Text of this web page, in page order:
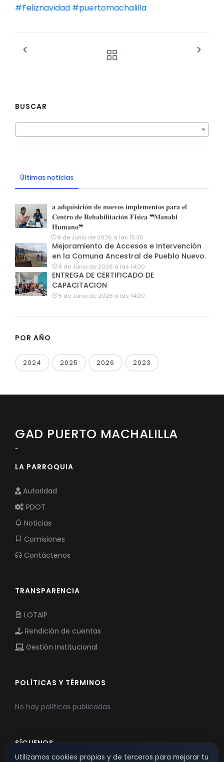
#Feliznavidad #puertomachalilla
BUSCAR
Últimas noticias
𝐚 𝐚𝐝𝐪𝐮𝐢𝐬𝐢𝐜𝐢𝐨́𝐧 𝐝𝐞 𝐧𝐮𝐞𝐯𝐨𝐬 𝐢𝐦𝐩𝐥𝐞𝐦𝐞𝐧𝐭𝐨𝐬 𝐩𝐚𝐫𝐚 𝐞𝐥
𝐂𝐞𝐧𝐭𝐫𝐨 𝐝𝐞 𝐑𝐞𝐡𝐚𝐛𝐢𝐥𝐢𝐭𝐚𝐜𝐢𝐨́𝐧 𝐅𝐢́𝐬𝐢𝐜𝐚 ❞𝐌𝐚𝐧𝐚𝐛𝐢́
𝐇𝐮𝐦𝐚𝐧𝐨❞
9 de Junio de 2026 a las 15:30
Mejoramiento de Accesos e Intervención
en la Comuna Ancestral de Pueblo Nuevo.
9 de Junio de 2026 a las 14:00
ENTREGA DE CERTIFICADO DE
CAPACITACION
5 de Junio de 2026 a las 14:00
POR AÑO
2024 2025 2026 2023
GAD PUERTO MACHALILLA
-
LA PARROQUIA
Autoridad
PDOT
Noticias
Comisiones
Contáctenos
TRANSPARENCIA
LOTAIP
Rendición de cuentas
Gestión Institucional
POLÍTICAS Y TÉRMINOS
No hay políticas publicadas.
SÍGUENOS
Utilizamos cookies propias y de terceros para mejorar tu